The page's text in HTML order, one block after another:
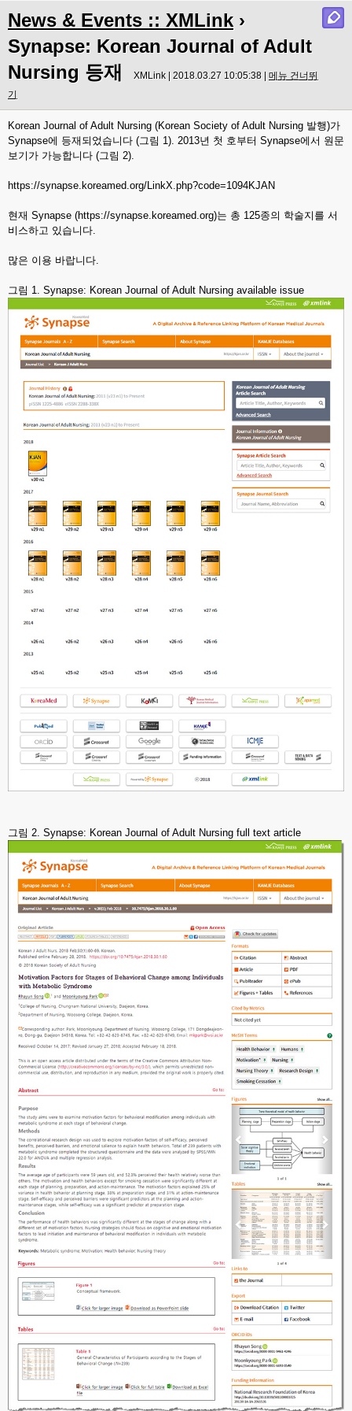
News & Events :: XMLink ›
Synapse: Korean Journal of Adult
Nursing 등재
XMLink | 2018.03.27 10:05:38 | 메뉴 건너뛰
기
Korean Journal of Adult Nursing (Korean Society of Adult Nursing 발행)가
Synapse에 등재되었습니다 (그림 1). 2013년 첫 호부터 Synapse에서 원문
보기가 가능합니다 (그림 2).
https://synapse.koreamed.org/LinkX.php?code=1094KJAN
현재 Synapse (https://synapse.koreamed.org)는 총 125종의 학술지를 서
비스하고 있습니다.
많은 이용 바랍니다.
그림 1. Synapse: Korean Journal of Adult Nursing available issue
그림 2. Synapse: Korean Journal of Adult Nursing full text article